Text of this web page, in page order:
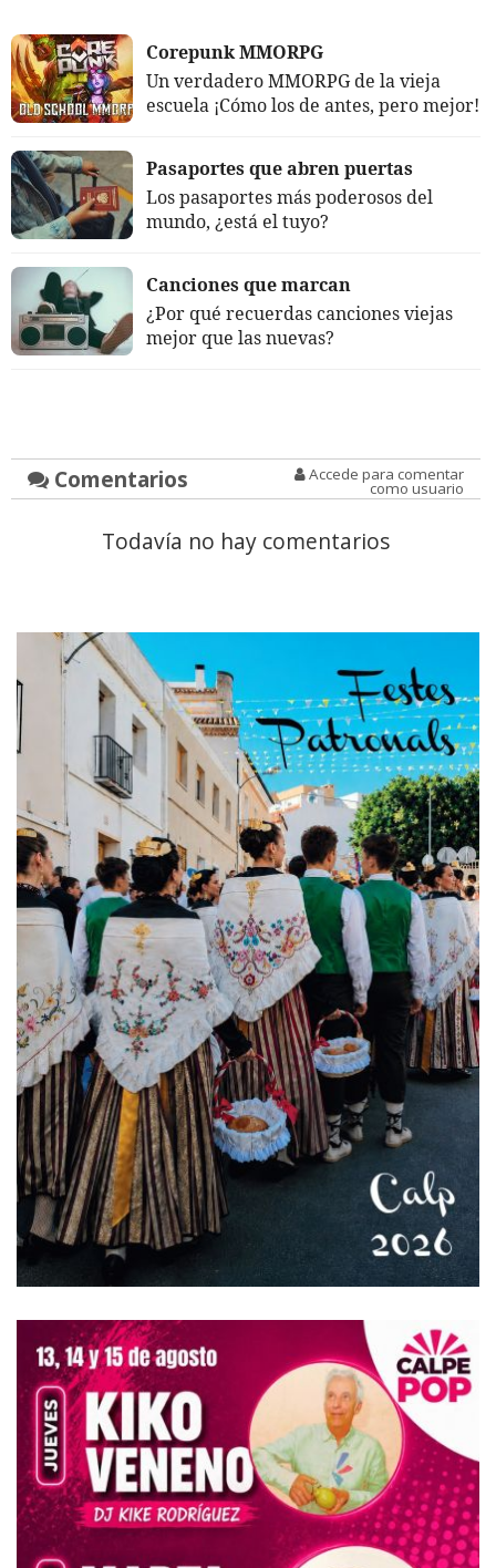
Corepunk MMORPG
Un verdadero MMORPG de la vieja
escuela ¡Cómo los de antes, pero mejor!
Pasaportes que abren puertas
Los pasaportes más poderosos del
mundo, ¿está el tuyo?
Canciones que marcan
¿Por qué recuerdas canciones viejas
mejor que las nuevas?
Comentarios Accede para comentar
como usuario
Todavía no hay comentarios